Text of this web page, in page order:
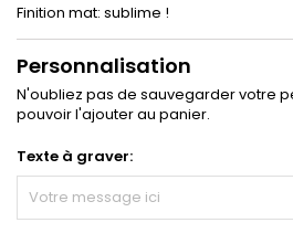
Finition mat: sublime !
Personnalisation
N'oubliez pas de sauvegarder votre
pouvoir l'ajouter au panier.
Texte à graver: